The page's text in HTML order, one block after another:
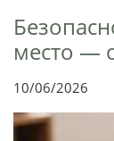
место —
10/06/2026